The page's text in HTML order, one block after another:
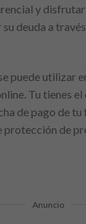
y disfrutar
deuda a
puede utilizar
Tu tienes el
de pago de
protección de
Anuncio